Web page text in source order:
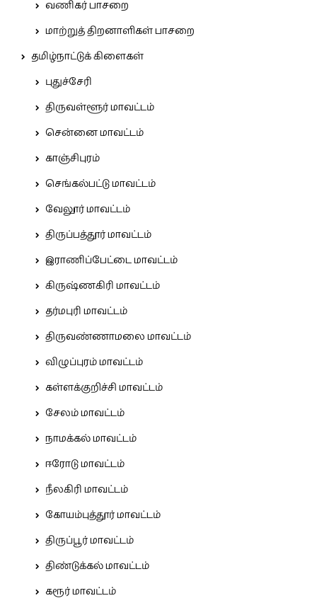
வணிகர் பாசறை
மாற்றுத் திறனாளிகள் பாசறை
தமிழ்நாட்டுக் கிளைகள்
புதுச்சேரி
திருவள்ளூர் மாவட்டம்
சென்னை மாவட்டம்
காஞ்சிபுரம்
செங்கல்பட்டு மாவட்டம்
வேலூர் மாவட்டம்
திருப்பத்தூர் மாவட்டம்
இராணிப்பேட்டை மாவட்டம்
கிருஷ்ணகிரி மாவட்டம்
தர்மபுரி மாவட்டம்
திருவண்ணாமலை மாவட்டம்
விழுப்புரம் மாவட்டம்
கள்ளக்குறிச்சி மாவட்டம்
சேலம் மாவட்டம்
நாமக்கல் மாவட்டம்
ஈரோடு மாவட்டம்
நீலகிரி மாவட்டம்
கோயம்புத்தூர் மாவட்டம்
திருப்பூர் மாவட்டம்
திண்டுக்கல் மாவட்டம்
கரூர் மாவட்டம்